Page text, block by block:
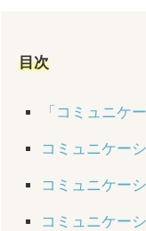
目次
「コミュニケ
コミュニケー
コミュニケー
コミュニケー